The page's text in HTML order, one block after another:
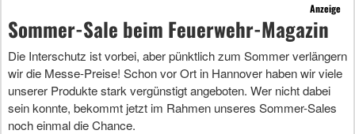
Anzeige
Sommer-Sale beim Feuerwehr-Magazin
Die Interschutz ist vorbei, aber pünktlich zum Sommer verlängern
wir die Messe-Preise! Schon vor Ort in Hannover haben wir viele
unserer Produkte stark vergünstigt angeboten. Wer nicht dabei
sein konnte, bekommt jetzt im Rahmen unseres Sommer-Sales
noch einmal die Chance.